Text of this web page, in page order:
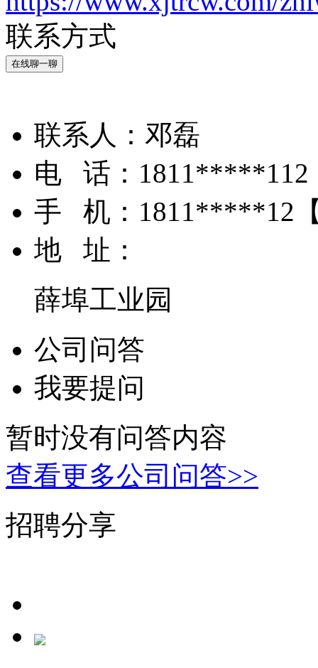
联系方式
在线聊一聊
联系人： 邓磊
电 话： 1811*****112
手 机： 1811*****12
地 址：
薛埠工业园
公司问答
我要提问
暂时没有问答内容
查看更多公司问答>>
招聘分享